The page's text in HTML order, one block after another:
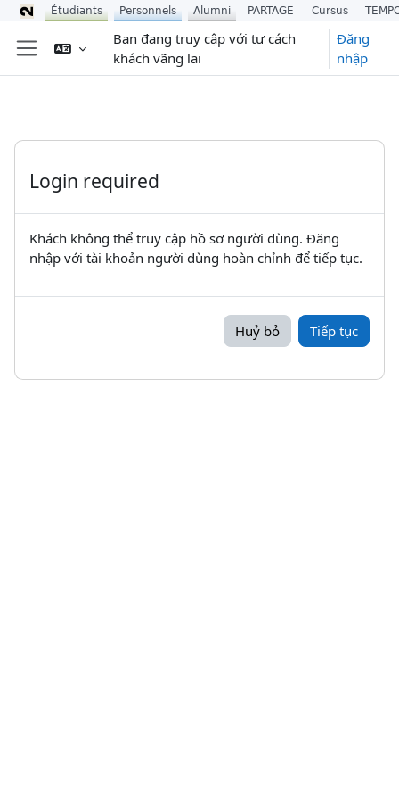
Chuyển tới nội dung chính
Bảng điều khiển cạnh
Bạn đang truy cập với tư cách
khách vãng lai
Đăng
nhập
Login required
Khách không thể truy cập hồ sơ người dùng. Đăng
nhập với tài khoản người dùng hoàn chỉnh để tiếp tục.
Huỷ bỏ Tiếp tục
Étudiants Personnels Alumni PARTAGE Cursus